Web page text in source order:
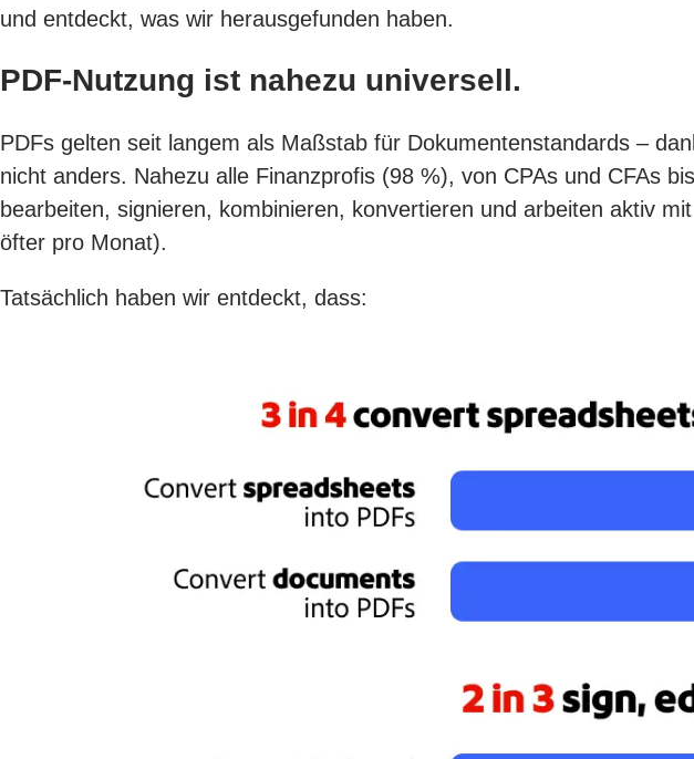
und entdeckt, was wir herausgefunden haben.
PDF-Nutzung ist nahezu universell.
PDFs gelten seit langem als Maßstab für Dokumentenstandards –
nicht anders. Nahezu alle Finanzprofis (98 %), von CPAs und CFAs
bearbeiten, signieren, kombinieren, konvertieren und arbeiten aktiv
öfter pro Monat).
Tatsächlich haben wir entdeckt, dass: